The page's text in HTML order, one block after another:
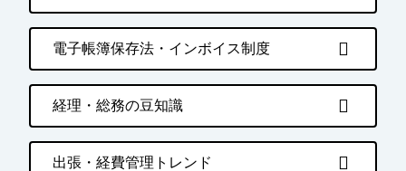
電子帳簿保存法・インボイス制度
経理・総務の豆知識
出張・経費管理トレンド